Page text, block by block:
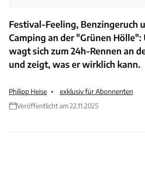
Festival-Feeling, Benzingeruch
Camping an der "Grünen Hölle":
wagt sich zum 24h-Rennen an
und zeigt, was er wirklich kann.
Philipp Heise
exklusiv für Abonnenten
Veröffentlicht am 22.11.2025